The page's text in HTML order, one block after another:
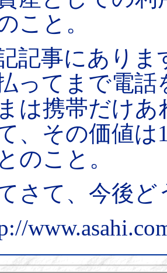
こと。
記事にありま
ってまで電
は携帯だけ
、その価値
のこと。
さて、今後ど